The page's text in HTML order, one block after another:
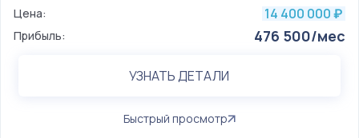
Цена:
14 400 000 ₽
Прибыль: 476 500/мес
УЗНАТЬ ДЕТАЛИ
Быстрый просмотр